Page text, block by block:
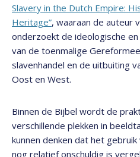
Slavery in the Dutch Empire:
Heritage”, waaraan de auteur
onderzoekt de ideologische
van de toenmalige
slavenhandel en de uitbuiting
Oost en West.
Binnen de Bijbel wordt de
verschillende plekken in
kunnen denken dat het
nog relatief onschuldig is